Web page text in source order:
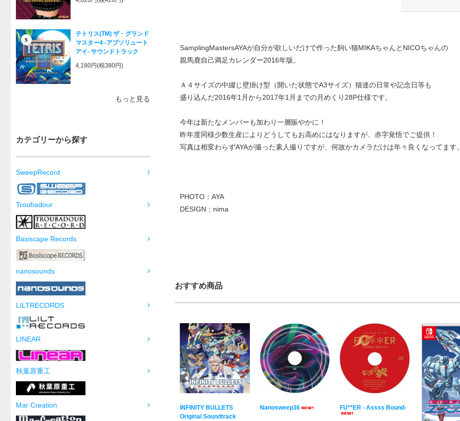
5
テトリス(TM) ザ・グランド
マスター4 -アブソリュート
アイ- サウンドトラック
4,180円(税380円)
もっと見る
カテゴリーから探す
SweepRecord
Troubadour
Basiscape Records
nanosounds
LILTRECORDS
LINEAR
秋葉原重工
Mar Creation
SamplingMastersAYAが自分が欲しいだけで作った飼い猫MIKAちゃんとNICOちゃんの
親馬鹿自己満足カレンダー2016年版。
Ａ４サイズの中綴じ壁掛け型（開いた状態でA3サイズ）猫達の日常や記念日等も
盛り込んだ2016年1月から2017年1月までの月めくり28P仕様です。
今年は新たなメンバーも加わり一層賑やかに！
昨年度同様少数生産によりどうしてもお高めにはなりますが、赤字覚悟でご提供！
写真は相変わらずAYAが撮った素人撮りですが、何故かカメラだけは年々良くなってます。
PHOTO：AYA
DESIGN：nima
おすすめ商品
INFINITY BULLETS
Original Soundtrack
Nanosweep36 FU**ER - Assss Bound-